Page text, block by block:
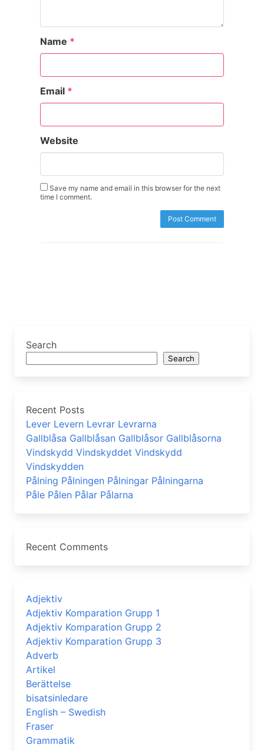
Name *
Email *
Website
Save my name and email in this browser for the next
time I comment.
Search
Search
Recent Posts
Lever Levern Levrar Levrarna
Gallblåsa Gallblåsan Gallblåsor Gallblåsorna
Vindskydd Vindskyddet Vindskydd
Vindskydden
Pålning Pålningen Pålningar Pålningarna
Påle Pålen Pålar Pålarna
Recent Comments
Adjektiv
Adjektiv Komparation Grupp 1
Adjektiv Komparation Grupp 2
Adjektiv Komparation Grupp 3
Adverb
Artikel
Berättelse
bisatsinledare
English – Swedish
Fraser
Grammatik